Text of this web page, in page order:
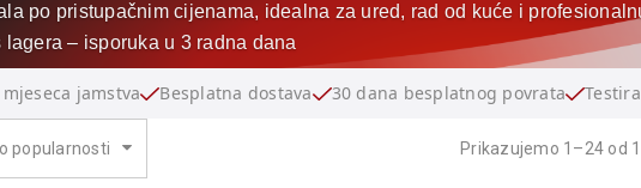
po pristupačnim cijenama, idealna za ured, rad od kuće i
lagera – isporuka u 3 radna dana
jamstva Besplatna dostava 30 dana besplatnog povrata
Prikazujemo 1–24 od
popularnosti